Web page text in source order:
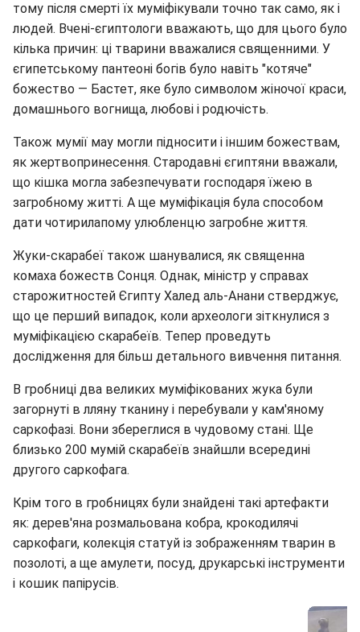
тому після смерті їх муміфікували точно так само, як і
людей. Вчені-єгиптологи вважають, що для цього було
кілька причин: ці тварини вважалися священними. У
єгипетському пантеоні богів було навіть "котяче"
божество — Бастет, яке було символом жіночої краси,
домашнього вогнища, любові і родючість.
Також мумії мау могли підносити і іншим божествам,
як жертвопринесення. Стародавні єгиптяни вважали,
що кішка могла забезпечувати господаря їжею в
загробному житті. А ще муміфікація була способом
дати чотирилапому улюбленцю загробне життя.
Жуки-скарабеї також шанувалися, як священна
комаха божеств Сонця. Однак, міністр у справах
старожитностей Єгипту Халед аль-Анани стверджує,
що це перший випадок, коли археологи зіткнулися з
муміфікацією скарабеїв. Тепер проведуть
дослідження для більш детального вивчення питання.
В гробниці два великих муміфікованих жука були
загорнуті в лляну тканину і перебували у кам'яному
саркофазі. Вони збереглися в чудовому стані. Ще
близько 200 мумій скарабеїв знайшли всередині
другого саркофага.
Крім того в гробницях були знайдені такі артефакти
як: дерев'яна розмальована кобра, крокодилячі
саркофаги, колекція статуй із зображенням тварин в
позолоті, а ще амулети, посуд, друкарські інструменти
і кошик папірусів.